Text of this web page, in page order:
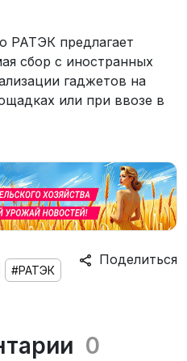
РАТЭК предлагает
сбор с иностранных
гаджетов на
или при ввозе в
Поделиться
#РАТЭК
0